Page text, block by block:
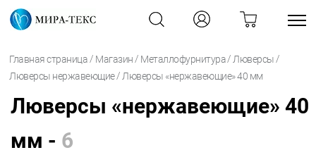
Главная страница / Магазин / Металлофурнитура / Люверсы /
Люверсы нержавеющие / Люверсы «нержавеющие» 40 мм
Люверсы «нержавеющие» 40
мм - 6